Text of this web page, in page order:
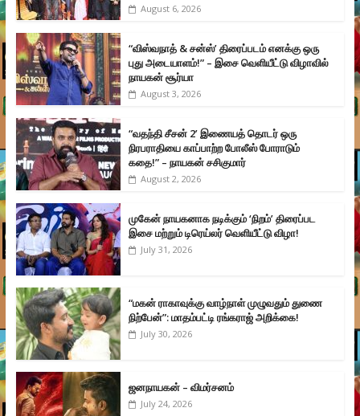
August 6, 2026
“விஸ்வநாத் & சன்ஸ்’ திரைப்படம் எனக்கு ஒரு
புது அடையாளம்!” – இசை வெளியீட்டு விழாவில்
நாயகன் சூர்யா
August 3, 2026
“வதந்தி சீசன் 2’ இணையத் தொடர் ஒரு
நிரபராதியை காப்பாற்ற போலீஸ் போராடும்
கதை!” – நாயகன் சசிகுமார்
August 2, 2026
முகேன் நாயகனாக நடிக்கும் ‘நிறம்’ திரைப்பட
இசை மற்றும் டிரெய்லர் வெளியீட்டு விழா!
July 31, 2026
“மகன் ராகாவுக்கு வாழ்நாள் முழுவதும் துணை
நிற்பேன்”: மாதம்பட்டி ரங்கராஜ் அறிக்கை!
July 30, 2026
ஜனநாயகன் – விமர்சனம்
July 24, 2026